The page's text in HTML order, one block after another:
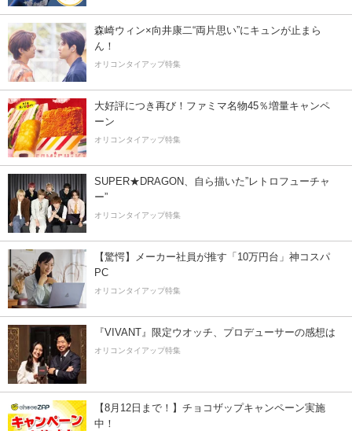
森崎ウィン×向井康二“両片思い”にキュンが止まら
ん！
オリコンタイアップ特集
大好評につき再び！ファミマ名物45％増量キャンペ
ーン
オリコンタイアップ特集
SUPER★DRAGON、自ら描いた”レトロフューチャ
ー”
オリコンタイアップ特集
【驚愕】メーカー社員が推す「10万円台」神コスパ
PC
オリコンタイアップ特集
『VIVANT』限定ウオッチ、プロデューサーの感想は
オリコンタイアップ特集
【8月12日まで！】チョコザップキャンペーン実施
中！